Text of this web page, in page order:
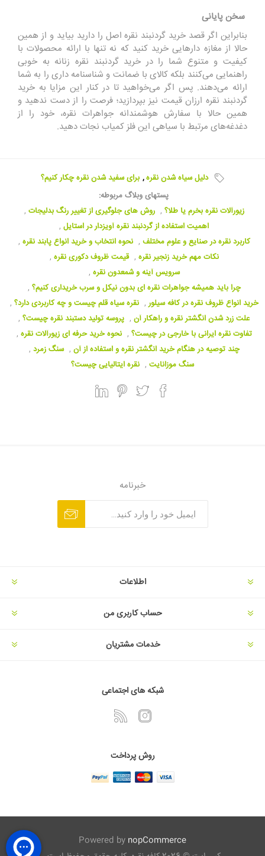
سخن پایانی
بنابراین اگر قصد خرید گردنبند نقره اصل را دارید بیاید و از همین
حالا از مغازه دار‌هایی خرید کنید که نه تنها با ارائه محصولات با
کیفیت و متنوع شما را در خرید گردنبند نقره زنانه به خوبی
راهنمایی می‌کنند بلکه کالای با ضمانت و شناسنامه داری را به شما
ارائه می‌دهند. پس اگر می‌خواهید تا در کنار این مزایا به خرید
گردنبند نقره ارزان قیمت نیز بپردازید؛ فرصت را از دست ندهید و
همین حالا با سفارش هوشمندانه جواهرات نقره، خود را از
دغدغه‌های مرتبط با سیاهی این فلز کمیاب نجات دهید.
دلیل سیاه شدن نقره, برای سفید شدن نقره چکار کنیم؟
پستهای وبلاگ مربوطه:
زیورآلات نقره بخرم یا طلا؟ , روش های جلوگیری از تغییر رنگ بدلیجات ,
اهمیت استفاده از گردنبند نقره آویزدار در استایل ,
کاربرد نقره در صنایع و علوم مختلف , نحوه انتخاب و خرید انواع پابند نقره ,
نکات مهم خرید زنجیر نقره , قیمت ظروف دکوری نقره ,
سرویس آینه و شمعدون نقره ,
چرا باید همیشه جواهرات نقره ای بدون نیکل و سرب خریداری کنیم؟ ,
خرید انواع ظروف نقره در کافه سیلور , نقره سیاه قلم چیست و چه کاربردی دارد؟‌ ,
علت زرد شدن انگشتر نقره و راهکار آن , پروسه تولید دستبند نقره چیست؟ ,
تفاوت نقره ایرانی با خارجی در چیست؟‌ , نحوه خرید حرفه ای زیورآلات نقره ,
چند توصیه در هنگام خرید انگشتر نقره و استفاده از آن , سنگ زمرد ,
سنگ موزانایت , نقره ایتالیایی چیست؟
خبرنامه
اطلاعات
حساب کاربری من
خدمات مشتریان
شبکه های اجتماعی
روش پرداخت
Powered by nopCommerce